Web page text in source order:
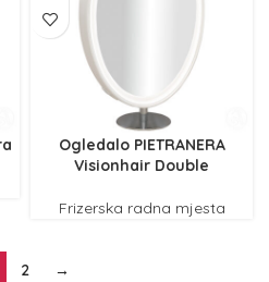
Ogledalo PIETRANERA
Visionhair Double
Frizerska radna mjesta
2 →